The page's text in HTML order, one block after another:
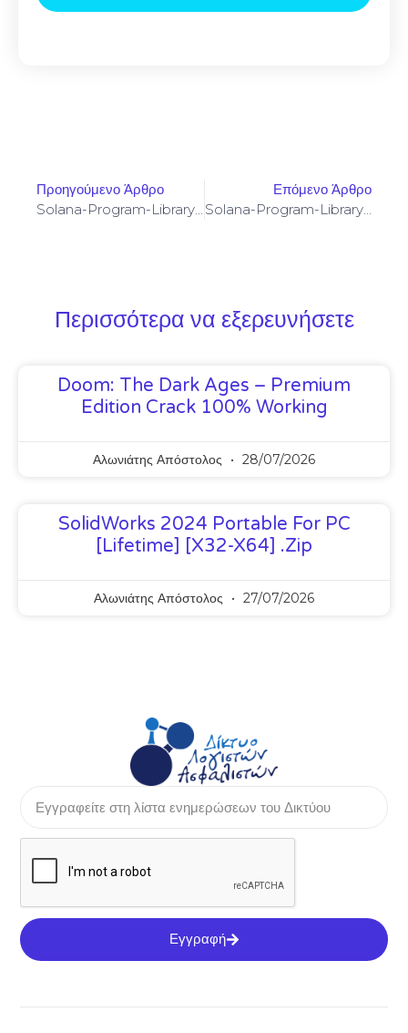
Προηγούμενο Άρθρο
Solana-Program-Library: FAILED TO BUILD SPL-GOVERNANCE-ADDIN-MOCK PROGRAM [SOLVED]
Επόμενο Άρθρο
Solana-Program-Library: FAILED TO BUILD SPL-GOVERNANCE-ADDIN-MOCK PROGRAM [SOLVED]
Περισσότερα να εξερευνήσετε
Doom: The Dark Ages – Premium
Edition Crack 100% Working
Αλωνιάτης Απόστολος 28/07/2026
SolidWorks 2024 Portable For PC
[Lifetime] [x32-X64] .zip
Αλωνιάτης Απόστολος 27/07/2026
Εγγραφή